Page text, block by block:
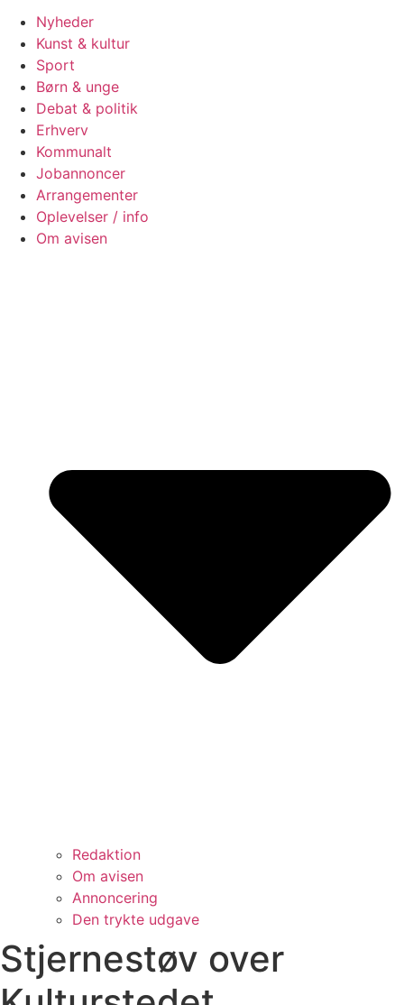
Nyheder
Kunst & kultur
Sport
Børn & unge
Debat & politik
Erhverv
Kommunalt
Jobannoncer
Arrangementer
Oplevelser / info
Om avisen
Redaktion
Om avisen
Annoncering
Den trykte udgave
Stjernestøv over